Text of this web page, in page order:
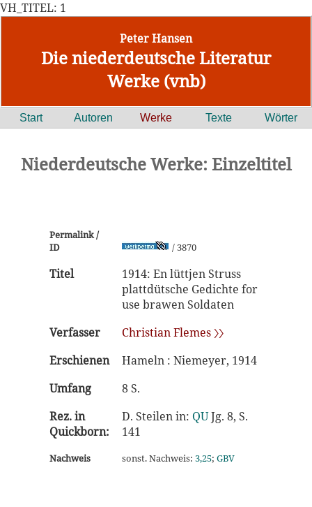
VH_TITEL: 1
Peter Hansen
Die niederdeutsche Literatur
Werke (vnb)
Start Autoren Werke Texte Wörter
Niederdeutsche Werke: Einzeltitel
Permalink /
ID
/ 3870
Titel
1914: En lüttjen Struss
plattdütsche Gedichte for
use brawen Soldaten
Verfasser
Christian Flemes 〉〉
Erschienen
Hameln : Niemeyer, 1914
Umfang
8 S.
Rez. in
Quickborn:
D. Steilen in: QUJg. 8, S.
141
Nachweis sonst. Nachweis: 3,25; GBV